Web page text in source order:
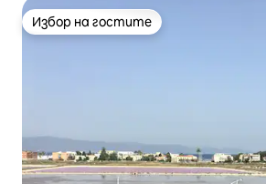
Избор на гостите
Избор на гостите